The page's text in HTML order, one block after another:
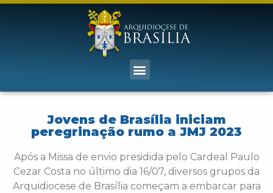
Jovens de Brasília iniciam
peregrinação rumo a JMJ 2023
Após a Missa de envio presidida pelo Cardeal Paulo
Cezar Costa no último dia 16/07, diversos grupos da
Arquidiocese de Brasília começam a embarcar para